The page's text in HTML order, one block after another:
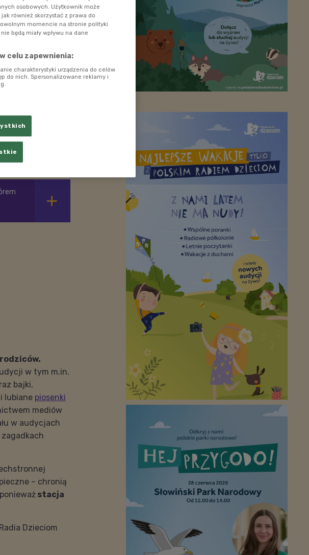
w tym m.in.
bajki,
lubiane piosenki
mediów
w audycjach
– chronią
stacja
Dzieciom
osobowych. Użytkownik może
również skorzystać z prawa do
momencie na stronie polityki
będą miały wpływu na dane
celu zapewnienia:
charakterystyki urządzenia do celów
do nich. Spersonalizowane reklamy i